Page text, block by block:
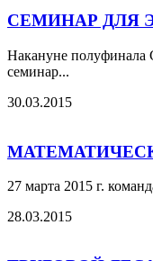
СЕМИНАР ДЛЯ
Накануне полуфинала
семинар...
30.03.2015
27 марта 2015 г.
28.03.2015